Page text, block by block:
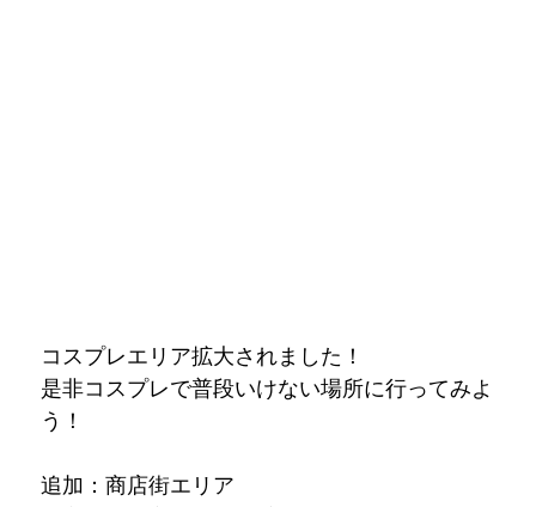
コスプレエリア拡大されました！
是非コスプレで普段いけない場所に行ってみよ
う！
追加：商店街エリア